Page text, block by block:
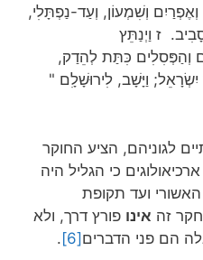
וְשִׁמְעוֹן, וְעַד-נַפְתָּלִי,
ז וַיְנַתֵּץ
וְהַפְּסִלִים כִּתַּת לְהֵדַק,
וַיָּשָׁב, לִירוּשָׁלִָם "
לגוניהם, הציע החוקר
כי הגליל היה
ועד תקופת
זה אינו פורץ דרך, ולא
הם פני הדברים[6]
.